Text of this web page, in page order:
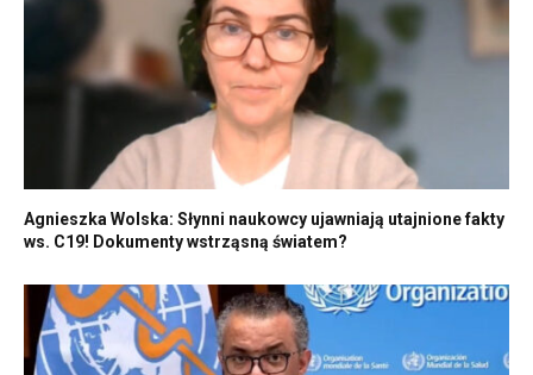
Agnieszka Wolska: Słynni naukowcy ujawniają utajnione fakty
ws. C19! Dokumenty wstrząsną światem?